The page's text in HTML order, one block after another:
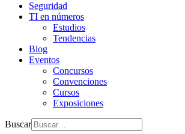
Seguridad
TI en números
Estudios
Tendencias
Blog
Eventos
Concursos
Convenciones
Cursos
Exposiciones
Buscar